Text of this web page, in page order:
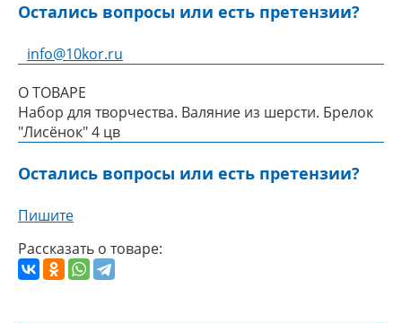
Остались вопросы или есть претензии?
info@10kor.ru
О ТОВАРЕ
Набор для творчества. Валяние из шерсти. Брелок
"Лисёнок" 4 цв
Остались вопросы или есть претензии?
Пишите
Рассказать о товаре: